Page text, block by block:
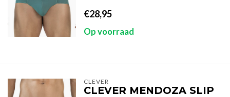
€28,95
Op voorraad
CLEVER
CLEVER MENDOZA SLIP